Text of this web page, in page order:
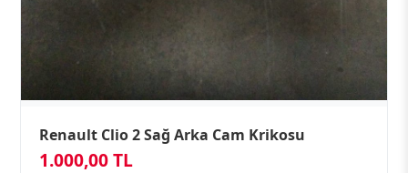
Renault Clio 2 Sağ Arka Cam Krikosu
1.000,00 TL